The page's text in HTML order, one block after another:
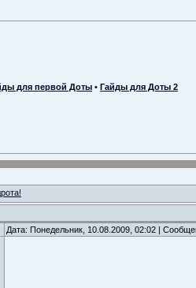
для первой Доты • Гайды для Доты 2
Дата: Понедельник, 10.08.2009, 02:02 |